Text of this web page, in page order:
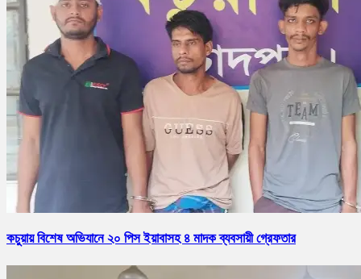
কচুয়ায় বিশেষ অভিযানে ২০ পিস ইয়াবাসহ ৪ মাদক ব্যবসায়ী গ্রেফতার